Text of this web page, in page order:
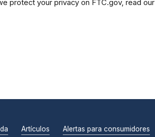
protect your privacy on FTC.gov, read our
Artículos Alertas para consumidores